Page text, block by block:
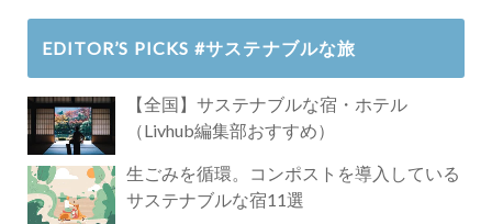
EDITOR’S PICKS #サステナブルな旅
【全国】サステナブルな宿・ホテル
（Livhub編集部おすすめ）
生ごみを循環。コンポストを導入している
サステナブルな宿11選